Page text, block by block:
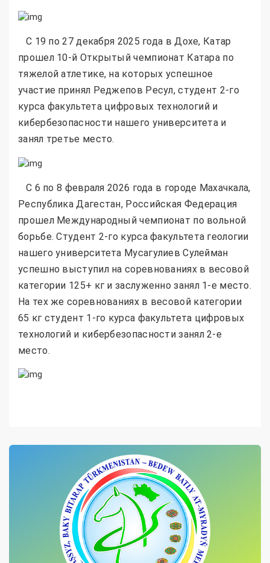
C 19 по 27 декабря 2025 года в Дохе, Катар
прошел 10-й Открытый чемпионат Катара по
тяжелой атлетике, на которых успешное
участие принял Реджепов Ресул, студент 2-го
курса факультета цифровых технологий и
кибербезопасности нашего университета и
занял третье место.
С 6 по 8 февраля 2026 года в городе Махачкала,
Республика Дагестан, Российская Федерация
прошел Международный чемпионат по вольной
борьбе. Студент 2-го курса факультета геологии
нашего университета Мусагулиев Сулейман
успешно выступил на соревнованиях в весовой
категории 125+ кг и заслуженно занял 1-е место.
На тех же соревнованиях в весовой категории
65 кг студент 1-го курса факультета цифровых
технологий и кибербезопасности занял 2-е
место.